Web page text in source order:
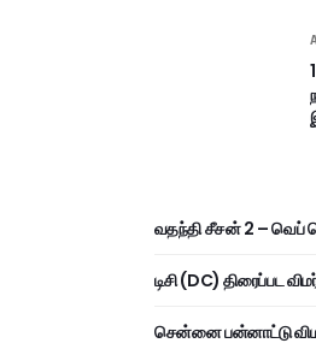
வதந்தி சீசன் 2 – வெப்
டிசி (DC) திரைப்பட
சென்னை பன்னாட்டு